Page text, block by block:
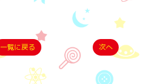
一覧に戻る 次へ